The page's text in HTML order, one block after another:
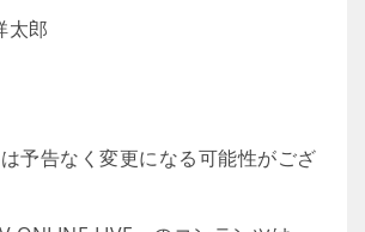
太郎
予告なく変更になる可能性がござ